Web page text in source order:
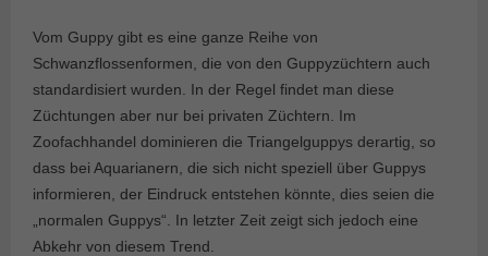
Vom Guppy gibt es eine ganze Reihe von
Schwanzflossenformen, die von den Guppyzüchtern auch
standardisiert wurden. In der Regel findet man diese
Züchtungen aber nur bei privaten Züchtern. Im
Zoofachhandel dominieren die Triangelguppys derartig, so
dass bei Aquarianern, die sich nicht speziell über Guppys
informieren, der Eindruck entstehen könnte, dies seien die
„normalen Guppys“. In letzter Zeit zeigt sich jedoch eine
Abkehr von diesem Trend.